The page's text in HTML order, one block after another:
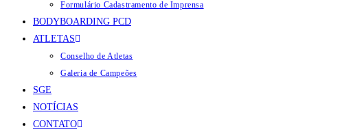
Formulário Cadastramento de Imprensa
BODYBOARDING PCD
ATLETAS
Conselho de Atletas
Galeria de Campeões
SGE
NOTÍCIAS
CONTATO